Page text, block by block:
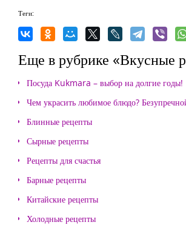
Теги:
Еще в рубрике «Вкусные
Посуда Kukmara – выбор на долгие годы!
Чем украсить любимое блюдо?
Блинные рецепты
Сырные рецепты
Рецепты для счастья
Барные рецепты
Китайские рецепты
Холодные рецепты